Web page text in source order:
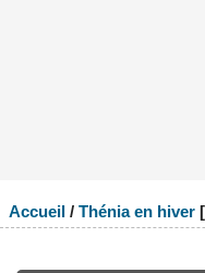
Accueil/ Thénia en hiver